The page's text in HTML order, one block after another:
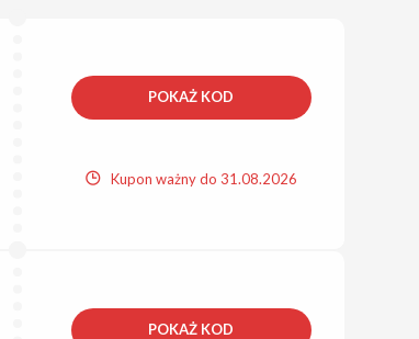
POKAŻ KOD
Kupon ważny do 31.08.2026
POKAŻ KOD